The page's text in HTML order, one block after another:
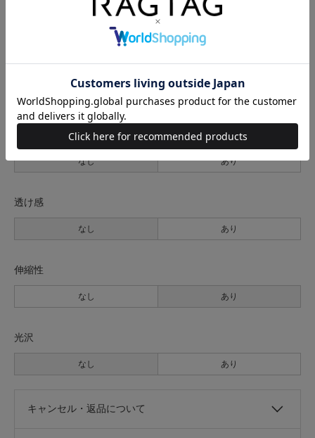
生地の厚さ
普通
なし あり
透け感
なし あり
伸縮性
なし あり
光沢
なし あり
キャンセル・返品について